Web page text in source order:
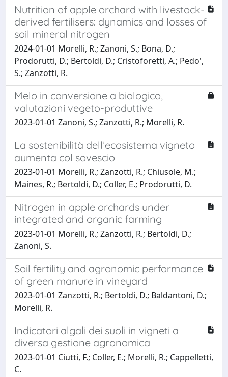
Nutrition of apple orchard with livestock-
derived fertilisers: dynamics and losses of
soil mineral nitrogen
2024-01-01 Morelli, R.; Zanoni, S.; Bona, D.;
Prodorutti, D.; Bertoldi, D.; Cristoforetti, A.; Pedo',
S.; Zanzotti, R.
Melo in conversione a biologico,
valutazioni vegeto-produttive
2023-01-01 Zanoni, S.; Zanzotti, R.; Morelli, R.
La sostenibilità dell’ecosistema vigneto
aumenta col sovescio
2023-01-01 Morelli, R.; Zanzotti, R.; Chiusole, M.;
Maines, R.; Bertoldi, D.; Coller, E.; Prodorutti, D.
Nitrogen in apple orchards under
integrated and organic farming
2023-01-01 Morelli, R.; Zanzotti, R.; Bertoldi, D.;
Zanoni, S.
Soil fertility and agronomic performance
of green manure in vineyard
2023-01-01 Zanzotti, R.; Bertoldi, D.; Baldantoni, D.;
Morelli, R.
Indicatori algali dei suoli in vigneti a
diversa gestione agronomica
2023-01-01 Ciutti, F.; Coller, E.; Morelli, R.; Cappelletti,
C.